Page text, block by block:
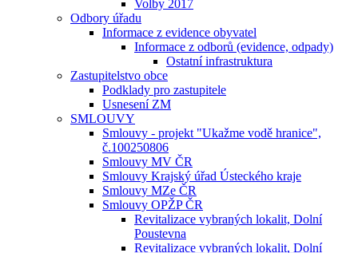
Volby 2017
Odbory úřadu
Informace z evidence obyvatel
Informace z odborů (evidence, odpady)
Ostatní infrastruktura
Zastupitelstvo obce
Podklady pro zastupitele
Usnesení ZM
SMLOUVY
Smlouvy - projekt "Ukažme vodě hranice",
č.100250806
Smlouvy MV ČR
Smlouvy Krajský úřad Ústeckého kraje
Smlouvy MZe ČR
Smlouvy OPŽP ČR
Revitalizace vybraných lokalit, Dolní
Poustevna
Revitalizace vybraných lokalit, Dolní